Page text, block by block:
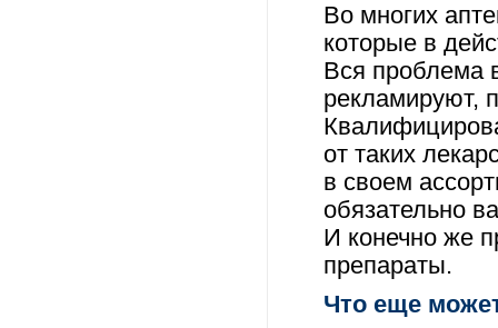
Во многих
которые в
Вся проблема
рекламируют,
от таких
в своем
обязательно
И конечно же
препараты.
Что еще